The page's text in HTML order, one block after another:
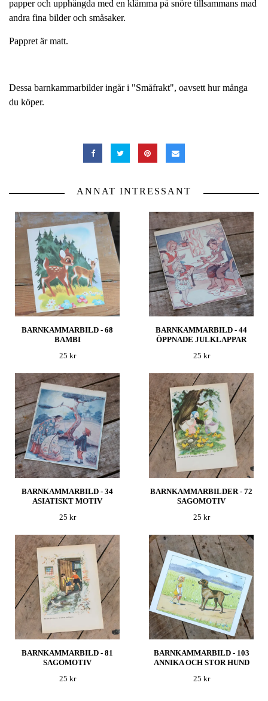
papper och upphängda med en klämma på snöre tillsammans mad
andra fina bilder och småsaker.
Pappret är matt.
Dessa barnkammarbilder ingår i "Småfrakt", oavsett hur många
du köper.
ANNAT INTRESSANT
BARNKAMMARBILD - 68
BAMBI
25 kr
BARNKAMMARBILD - 44
ÖPPNADE JULKLAPPAR
25 kr
BARNKAMMARBILD - 34
ASIATISKT MOTIV
25 kr
BARNKAMMARBILDER - 72
SAGOMOTIV
25 kr
BARNKAMMARBILD - 81
SAGOMOTIV
25 kr
BARNKAMMARBILD - 103
ANNIKA OCH STOR HUND
25 kr